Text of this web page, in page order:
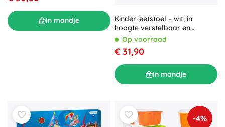
In mandje
Kinder-eetstoel – wit, in
hoogte verstelbaar en
inklapbaar
Op voorraad
€ 31,90
In mandje
-4%